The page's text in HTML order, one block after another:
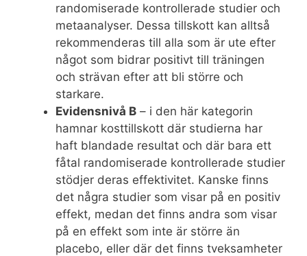
randomiserade kontrollerade studier och
metaanalyser. Dessa tillskott kan alltså
rekommenderas till alla som är ute efter
något som bidrar positivt till träningen
och strävan efter att bli större och
starkare.
Evidensnivå B – i den här kategorin
hamnar kosttillskott där studierna har
haft blandade resultat och där bara ett
fåtal randomiserade kontrollerade studier
stödjer deras effektivitet. Kanske finns
det några studier som visar på en positiv
effekt, medan det finns andra som visar
på en effekt som inte är större än
placebo, eller där det finns tveksamheter